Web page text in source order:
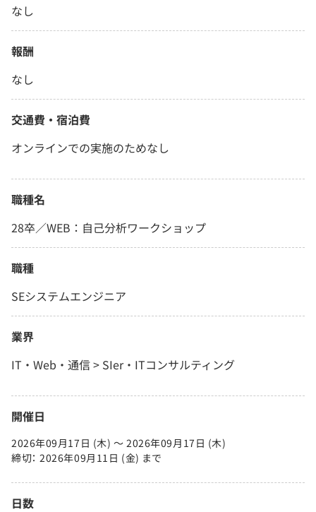
なし
報酬
なし
交通費・宿泊費
オンラインでの実施のためなし
職種名
28卒／WEB：自己分析ワークショップ
職種
SEシステムエンジニア
業界
IT・Web・通信 > SIer・ITコンサルティング
開催日
2026年09月17日 (木) 〜 2026年09月17日 (木)
締切： 2026年09月11日 (金) まで
日数